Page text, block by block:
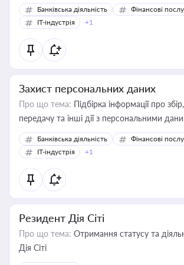
Банківська діяльність
Фінансові
IT-індустрія
+1
Захист персональних даних
Про що тема: Підбірка інформації про
передачу та інші дії з персональними
Банківська діяльність
Фінансові
IT-індустрія
+1
Резидент Дія Сіті
Про що тема: Отримання статусу та
Дія Сіті